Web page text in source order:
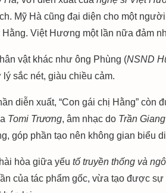
Mỹ Hà cũng đại diện cho một
Hằng. Việt Hương một lần nữa đảm
vật khác như ông Phùng (NSND
sắc nét, giàu chiều cảm.
diễn xuất, “Con gái chị Hằng” còn
Tomi Trương, âm nhạc do Trần Giang
góp phần tạo nên không gian biểu
hòa giữa yếutố truyền thống và
của tác phẩm gốc, vừa tạo được